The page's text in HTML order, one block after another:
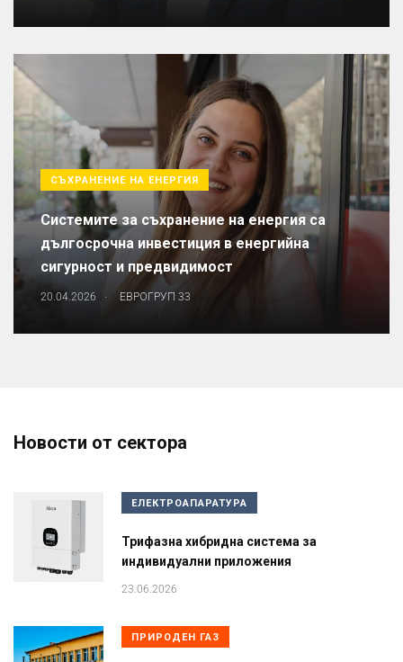
СЪХРАНЕНИЕ НА ЕНЕРГИЯ
Системите за съхранение на енергия са
дългосрочна инвестиция в енергийна
сигурност и предвидимост
20.04.2026 . ЕВРОГРУП 33
Новости от сектора
ЕЛЕКТРОАПАРАТУРА
Трифазна хибридна система за
индивидуални приложения
23.06.2026
ПРИРОДЕН ГАЗ